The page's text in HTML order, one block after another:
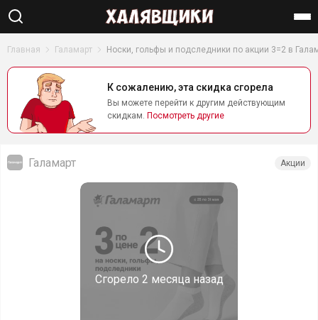
Найти
Главная Галамарт Носки, гольфы и подследники по акции 3=2 в
К сожалению, эта скидка сгорела
Вы можете перейти к другим действующим
скидкам. Посмотреть другие
Сгорело 2 месяца назад
Галамарт Акции